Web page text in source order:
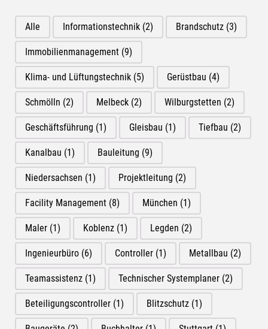
Alle Informationstechnik (2) Brandschutz (3)
Immobilienmanagement (9)
Klima- und Lüftungstechnik (5) Gerüstbau (4)
Schmölln (2) Melbeck (2) Wilburgstetten (2)
Geschäftsführung (1) Gleisbau (1) Tiefbau (2)
Kanalbau (1) Bauleitung (9)
Niedersachsen (1) Projektleitung (2)
Facility Management (8) München (1)
Maler (1) Koblenz (1) Legden (2)
Ingenieurbüro (6) Controller (1) Metallbau (2)
Teamassistenz (1) Technischer Systemplaner (2)
Beteiligungscontroller (1) Blitzschutz (1)